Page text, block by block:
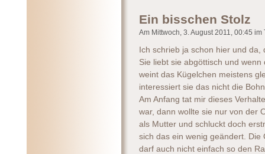
Ein bisschen Stolz
Am Mittwoch, 3. August 2011, 00:45 im
Ich schrieb ja schon hier und
Sie liebt sie abgöttisch und
weint das Kügelchen meistens
interessiert sie das nicht die
Am Anfang tat mir dieses
war, dann wollte sie nur von der
als Mutter und schluckt doch
sich das ein wenig geändert.
darf auch nicht einfach so den